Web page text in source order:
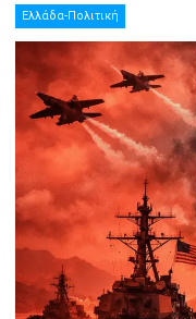
Ελλάδα-Πολιτική